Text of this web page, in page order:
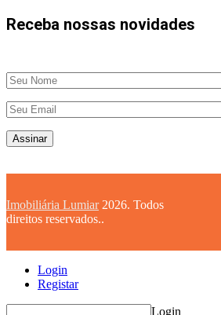
Receba nossas novidades
Imobiliária Lumiar2026. Todos
direitos reservados..
Login
Registar
Login